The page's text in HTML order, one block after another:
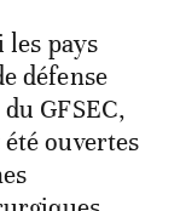
pays
défense
GFSEC,
ouvertes